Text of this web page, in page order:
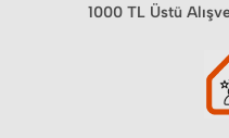
1000 TL Üstü